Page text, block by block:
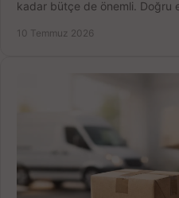
kadar bütçe de önemli. Doğru
10 Temmuz 2026